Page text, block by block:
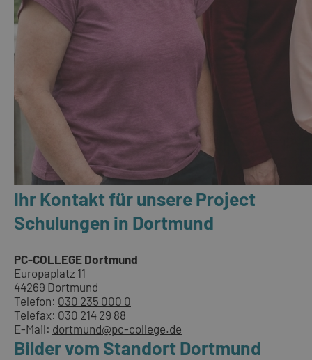
Ihr Kontakt für unsere Project
Schulungen in Dortmund
PC-COLLEGE Dortmund
Europaplatz 11
44269 Dortmund
Telefon: 030 235 000 0
Telefax: 030 214 29 88
E-Mail: dortmund@pc-college.de
Bilder vom Standort Dortmund